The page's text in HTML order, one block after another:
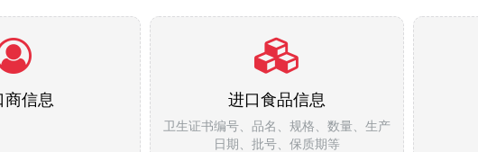
商信息 进口食品信息
卫生证书编号、品名、规格、数量、生产
日期、批号、保质期等